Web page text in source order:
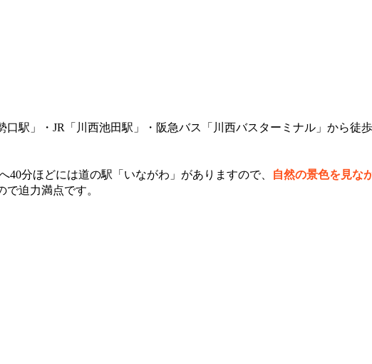
駅」・JR「川西池田駅」・阪急バス「川西バスターミナル」から徒
分ほどには道の駅「いながわ」がありますので、
自然の景色を見な
迫力満点です。